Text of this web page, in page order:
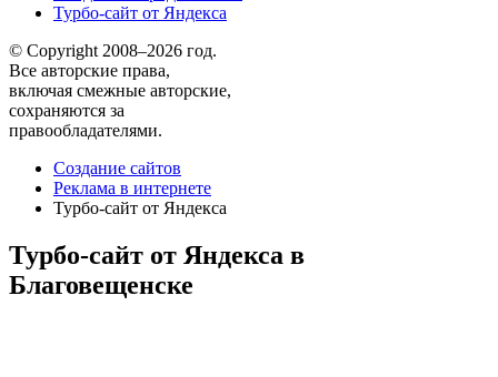
Турбо-сайт от Яндекса
© Copyright 2008–2026 год.
Все авторские права,
включая смежные авторские,
сохраняются за
правообладателями.
Создание сайтов
Реклама в интернете
Турбо-сайт от Яндекса
Турбо-сайт от Яндекса в
Благовещенске